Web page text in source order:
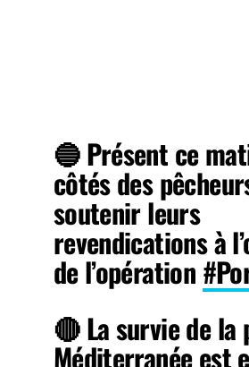
🔵 Présent ce
côtés des
soutenir leurs
revendications à
de l’opération
🔴 La survie de la
Méditerranée est